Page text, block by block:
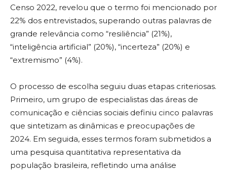
Censo 2022, revelou que o termo foi mencionado por
22% dos entrevistados, superando outras palavras de
grande relevância como “resiliência” (21%),
“inteligência artificial” (20%), “incerteza” (20%) e
“extremismo” (4%).
O processo de escolha seguiu duas etapas criteriosas.
Primeiro, um grupo de especialistas das áreas de
comunicação e ciências sociais definiu cinco palavras
que sintetizam as dinâmicas e preocupações de
2024. Em seguida, esses termos foram submetidos a
uma pesquisa quantitativa representativa da
população brasileira, refletindo uma análise